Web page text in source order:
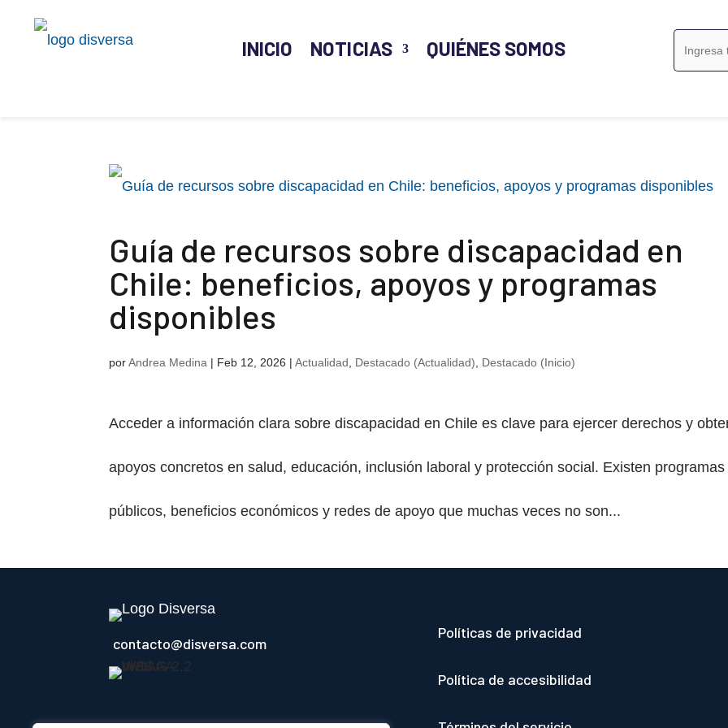
INICIO NOTICIAS QUIÉNES SOMOS
Buscar:
Guía de recursos sobre discapacidad en
Chile: beneficios, apoyos y programas
disponibles
porAndrea Medina | Feb 12, 2026 |Actualidad Destacado (Actualidad) Destacado (Inicio)
Acceder a información clara sobre discapacidad en Chile es clave para ejercer derechos y
apoyos concretos en salud, educación, inclusión laboral y protección social. Existen programas
públicos, beneficios económicos y redes de apoyo que muchas veces no son...
contacto@disversa.com
Políticas de privacidad
Política de accesibilidad